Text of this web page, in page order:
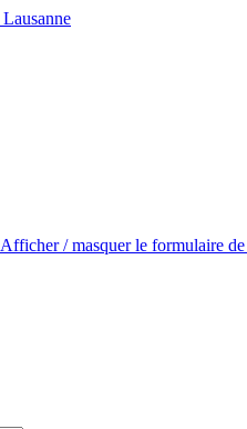
Afficher / masquer le formulaire de